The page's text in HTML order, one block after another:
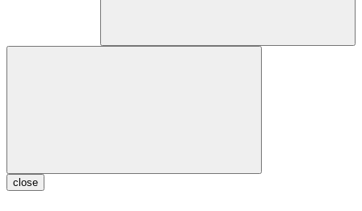
close